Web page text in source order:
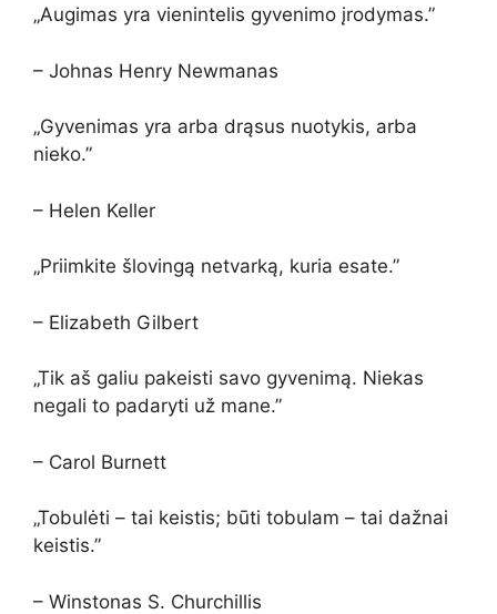
„Augimas yra vienintelis gyvenimo įrodymas.”
– Johnas Henry Newmanas
„Gyvenimas yra arba drąsus nuotykis, arba
nieko.”
– Helen Keller
„Priimkite šlovingą netvarką, kuria esate.”
– Elizabeth Gilbert
„Tik aš galiu pakeisti savo gyvenimą. Niekas
negali to padaryti už mane.”
– Carol Burnett
„Tobulėti – tai keistis; būti tobulam – tai dažnai
keistis.”
– Winstonas S. Churchillis